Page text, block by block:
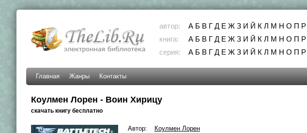
автор: А Б В Г Д Е Ж З И Й К Л М Н О П Р
книга:
А Б В Г Д Е Ж З И Й К Л М Н О П Р
серия:
А Б В Г Д Е Ж З И Й К Л М Н О П Р
Главная Жанры Контакты
Коулмен Лорен - Воин Хирицу
скачать книгу бесплатно
Автор:
Коулмен Лорен